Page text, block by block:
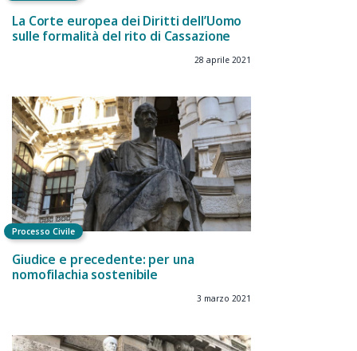
La Corte europea dei Diritti dell’Uomo
sulle formalità del rito di Cassazione
28 aprile 2021
Processo Civile
Giudice e precedente: per una
nomofilachia sostenibile
3 marzo 2021